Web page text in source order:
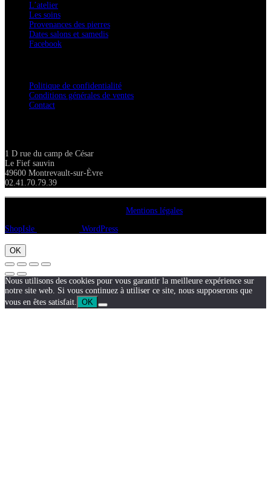
L’atelier
Les soins
Provenances des pierres
Dates salons et samedis
Facebook
Politique de confidentialité
Conditions générales de ventes
Contact
1 D rue du camp de César
Le Fief sauvin
49600 Montrevault-sur-Èvre
02.41.70.79.39
Mentions légales
ShopIsle
WordPress
OK
Nous utilisons des cookies pour vous garantir la meilleure expérience sur
notre site web. Si vous continuez à utiliser ce site, nous supposerons que
vous en êtes satisfait.
OK